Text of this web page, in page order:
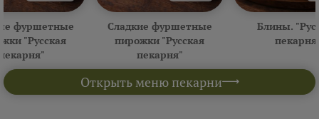
Открыть меню пекарни
фуршетные
"Русская
Сладкие фуршетные
пирожки "Русская
пекарня"
Блины.